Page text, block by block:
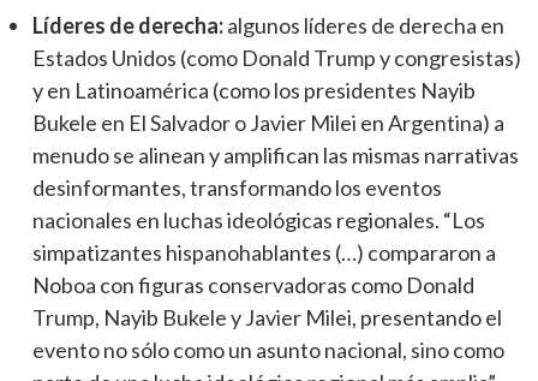
Líderes de derecha:algunos líderes de derecha en
Estados Unidos (como Donald Trump y congresistas)
y en Latinoamérica (como los presidentes Nayib
Bukele en El Salvador o Javier Milei en Argentina) a
menudo se alinean y amplifican las mismas narrativas
desinformantes, transformando los eventos
nacionales en luchas ideológicas regionales. “Los
simpatizantes hispanohablantes (…) compararon a
Noboa con figuras conservadoras como Donald
Trump, Nayib Bukele y Javier Milei, presentando el
evento no sólo como un asunto nacional, sino como